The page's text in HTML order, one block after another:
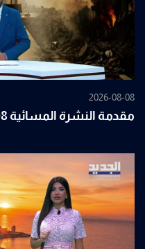
2026-08-08
مقدمة النشرة المسائية 08-08-2026